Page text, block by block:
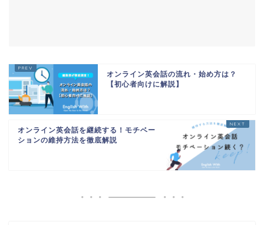
オンライン英会話の流れ・始め方は？
【初心者向けに解説】
オンライン英会話を継続する！モチベー
ションの維持方法を徹底解説